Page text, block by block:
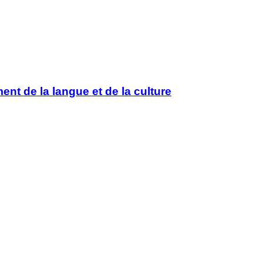
de la langue et de la culture